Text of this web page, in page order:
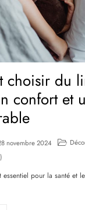
choisir du
confort et
novembre 2024
pour la santé et le